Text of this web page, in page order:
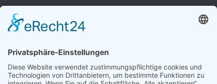
Unternehmen
Von der Handwerkskammer Braunschweig-Lüneburg-Stade
Zimmererhandwerk
Standort